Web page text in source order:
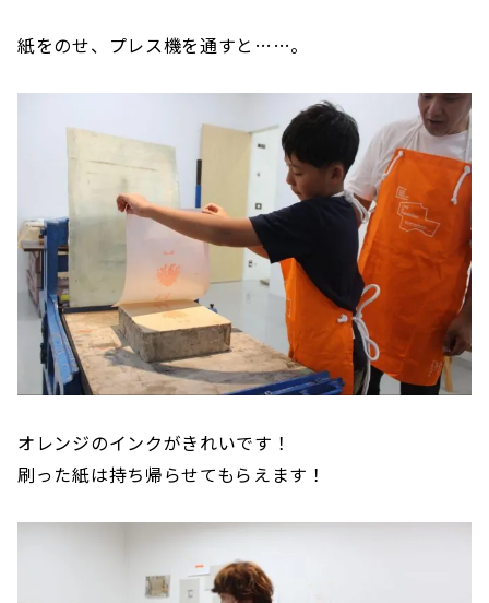
紙をのせ、プレス機を通すと……。
オレンジのインクがきれいです！
刷った紙は持ち帰らせてもらえます！